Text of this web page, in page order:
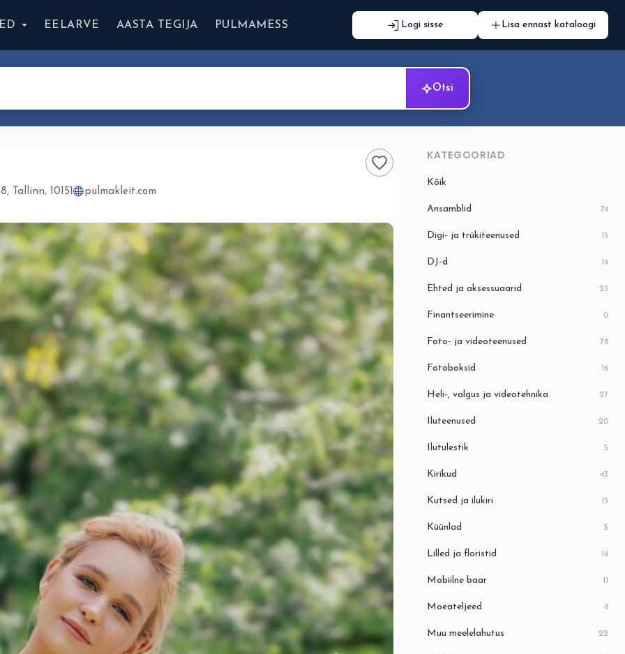
EELARVE AASTA TEGIJA PULMAMESS Logi sisse Lisa ennast kataloogi
Otsi
Tallinn, 10151 pulmakleit.com
KATEGOORIAD
Kõik
Ansamblid 74
Digi- ja trükiteenused 13
DJ-d 19
Ehted ja aksessuaarid 23
Finantseerimine 0
Foto- ja videoteenused 78
Fotoboksid 16
Heli-, valgus ja videotehnika 27
Iluteenused 20
Ilutulestik 5
Kirikud 43
Kutsed ja ilukiri 13
Küünlad 5
Lilled ja floristid 19
Mobiilne baar 11
Moeateljeed 8
Muu meelelahutus 22